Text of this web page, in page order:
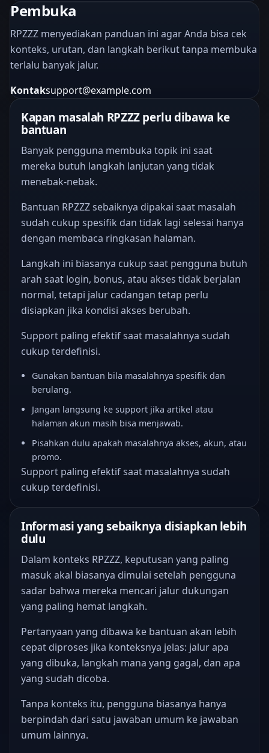
Pembuka
RPZZZ menyediakan panduan ini agar Anda bisa cek
konteks, urutan, dan langkah berikut tanpa membuka
terlalu banyak jalur.
Kontaksupport@example.com
Kapan masalah RPZZZ perlu dibawa ke
bantuan
Banyak pengguna membuka topik ini saat
mereka butuh langkah lanjutan yang tidak
menebak-nebak.
Bantuan RPZZZ sebaiknya dipakai saat masalah
sudah cukup spesifik dan tidak lagi selesai hanya
dengan membaca ringkasan halaman.
Langkah ini biasanya cukup saat pengguna butuh
arah saat login, bonus, atau akses tidak berjalan
normal, tetapi jalur cadangan tetap perlu
disiapkan jika kondisi akses berubah.
Support paling efektif saat masalahnya sudah
cukup terdefinisi.
Gunakan bantuan bila masalahnya spesifik dan
berulang.
Jangan langsung ke support jika artikel atau
halaman akun masih bisa menjawab.
Pisahkan dulu apakah masalahnya akses, akun, atau
promo.
Support paling efektif saat masalahnya sudah
cukup terdefinisi.
Informasi yang sebaiknya disiapkan lebih
dulu
Dalam konteks RPZZZ, keputusan yang paling
masuk akal biasanya dimulai setelah pengguna
sadar bahwa mereka mencari jalur dukungan
yang paling hemat langkah.
Pertanyaan yang dibawa ke bantuan akan lebih
cepat diproses jika konteksnya jelas: jalur apa
yang dibuka, langkah mana yang gagal, dan apa
yang sudah dicoba.
Tanpa konteks itu, pengguna biasanya hanya
berpindah dari satu jawaban umum ke jawaban
umum lainnya.